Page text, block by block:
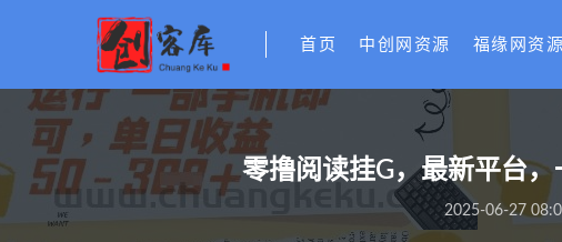
首页 中创网资源 福缘网资源
零撸阅读挂G，最新平台
2025-06-27